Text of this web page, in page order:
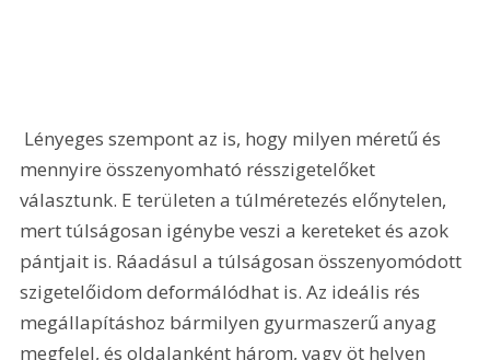
mennyire összenyomható résszigetelőket
választunk. E területen a túlméretezés előnytelen,
mert túlságosan igénybe veszi a kereteket és azok
pántjait is. Ráadásul a túlságosan összenyomódott
szigetelőidom deformálódhat is. Az ideális rés
megállapításhoz bármilyen gyurmaszerű anyag
megfelel, és oldalanként három, vagy öt helyen